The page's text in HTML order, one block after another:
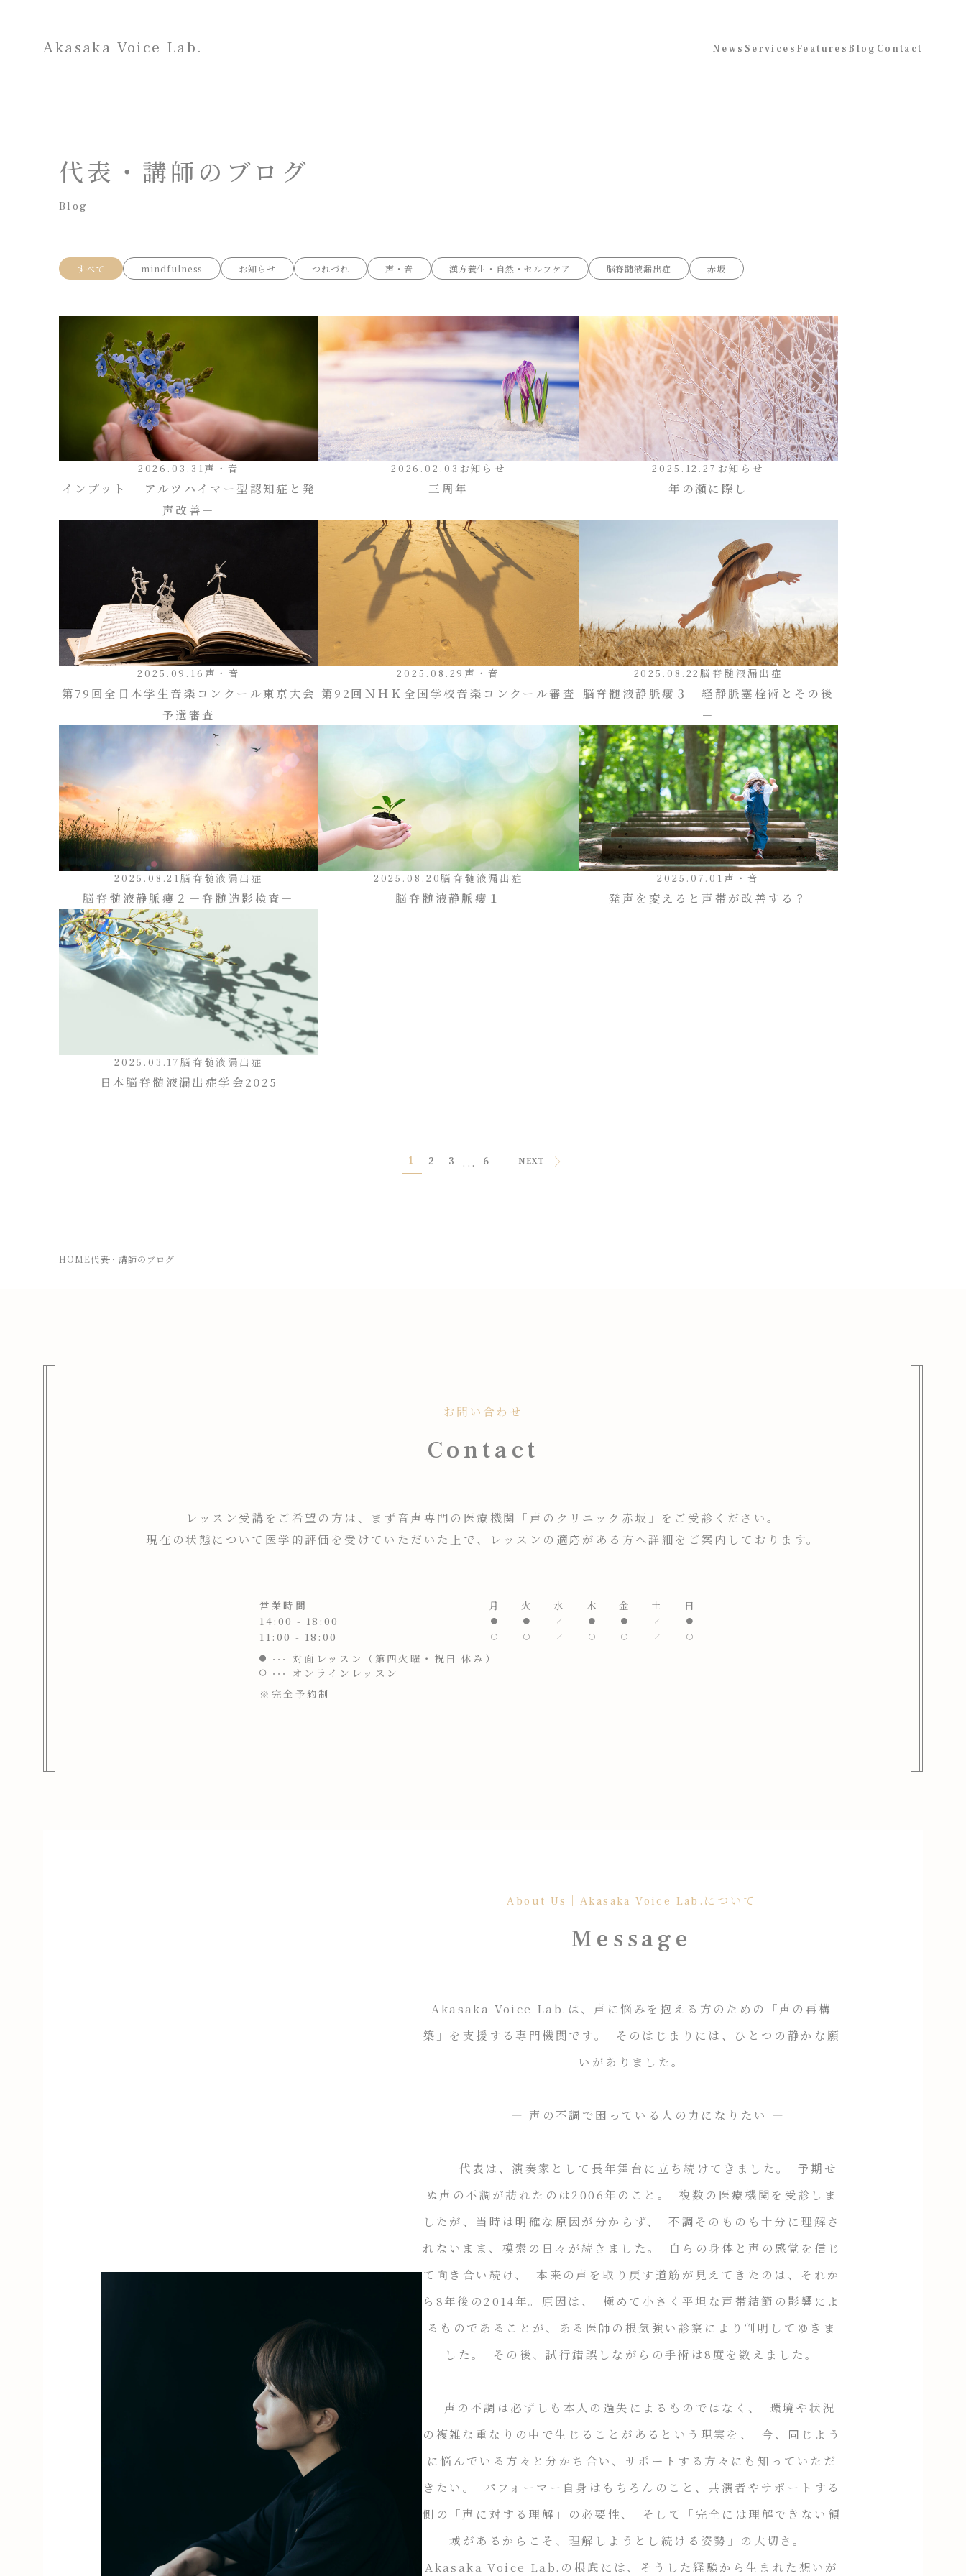
Akasaka Voice Lab. News Services Features Blog Contact
代表・講師のブログ
Blog
すべて mindfulness お知らせ つれづれ 声・音 漢方養生・自然・セルフケア 脳脊髄液漏出症 赤坂
2026.03.31声・音
インプット －アルツハイマー型認知症と発
声改善－
2026.02.03 お知らせ
三周年
2025.12.27 お知らせ
年の瀬に際し
2025.09.16 声・音
第79回全日本学生音楽コンクール東京大会
予選審査
2025.08.29 声・音
第92回ＮＨＫ全国学校音楽コンクール審査
2025.08.22脳脊髄液漏出症
脳脊髄液静脈瘻３－経静脈塞栓術とその後
－
2025.08.21脳脊髄液漏出症
脳脊髄液静脈瘻２－脊髄造影検査－
2025.08.20脳脊髄液漏出症
脳脊髄液静脈瘻１
2025.07.01 声・音
発声を変えると声帯が改善する？
2025.03.17脳脊髄液漏出症
日本脳脊髄液漏出症学会2025
1 2 3 ... 6 NEXT
HOME代表・講師のブログ
お問い合わせ
Contact
レッスン受講をご希望の方は、まず音声専門の医療機関「声のクリニック赤坂」をご受診ください。
現在の状態について医学的評価を受けていただいた上で、レッスンの適応がある方へ詳細をご案内しております。
営業時間 月 火 水 木 金 土
日
14:00 - 18:00
11:00 - 18:00
対面レッスン（第四火曜・祝日 休み）
オンラインレッスン
※完全予約制
About Us｜Akasaka Voice Lab.について
Message
Akasaka Voice Lab.は、声に悩みを抱える方のための「声の再構
築」を支援する専門機関です。 そのはじまりには、ひとつの静かな願
いがありました。
― 声の不調で困っている人の力になりたい ―
代表は、演奏家として長年舞台に立ち続けてきました。 予期せ
ぬ声の不調が訪れたのは2006年のこと。 複数の医療機関を受診しま
したが、当時は明確な原因が分からず、 不調そのものも十分に理解さ
れないまま、模索の日々が続きました。 自らの身体と声の感覚を信じ
て向き合い続け、 本来の声を取り戻す道筋が見えてきたのは、それか
ら8年後の2014年。原因は、 極めて小さく平坦な声帯結節の影響によ
るものであることが、ある医師の根気強い診察により判明してゆきま
した。 その後、試行錯誤しながらの手術は8度を数えました。
声の不調は必ずしも本人の過失によるものではなく、 環境や状況
の複雑な重なりの中で生じることがあるという現実を、 今、同じよう
に悩んでいる方々と分かち合い、サポートする方々にも知っていただ
きたい。 パフォーマー自身はもちろんのこと、共演者やサポートする
側の「声に対する理解」の必要性、 そして「完全には理解できない領
域があるからこそ、理解しようとし続ける姿勢」の大切さ。
Akasaka Voice Lab.の根底には、そうした経験から生まれた想いが